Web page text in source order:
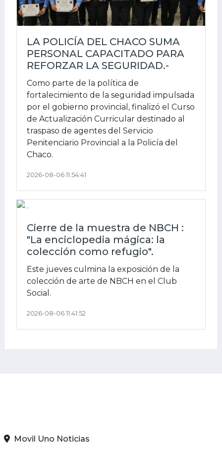
LA POLICÍA DEL CHACO SUMA
PERSONAL CAPACITADO PARA
REFORZAR LA SEGURIDAD.-
Como parte de la política de
fortalecimiento de la seguridad impulsada
por el gobierno provincial, finalizó el Curso
de Actualización Curricular destinado al
traspaso de agentes del Servicio
Penitenciario Provincial a la Policía del
Chaco.
2026-08-06 11:54:41
Cierre de la muestra de NBCH :
"La enciclopedia mágica: la
colección como refugio".
Este jueves culmina la exposición de la
colección de arte de NBCH en el Club
Social.
2026-08-06 11:41:52
Movil Uno Noticias